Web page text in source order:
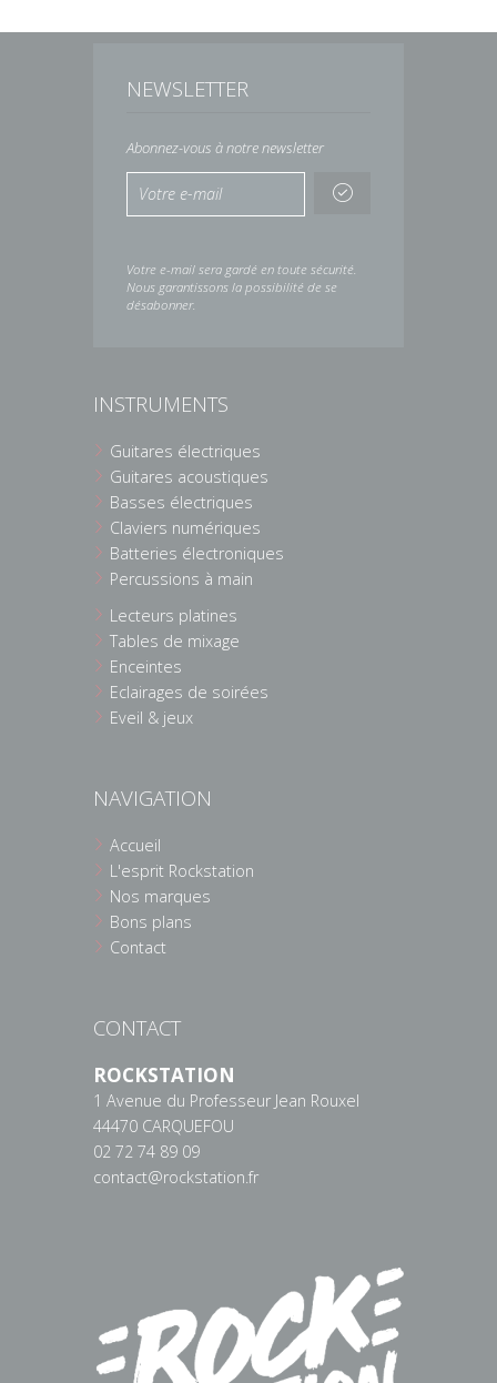
NEWSLETTER
Abonnez-vous à notre newsletter
Votre e-mail sera gardé en toute sécurité.
Nous garantissons la possibilité de se
désabonner.
INSTRUMENTS
Guitares électriques
Guitares acoustiques
Basses électriques
Claviers numériques
Batteries électroniques
Percussions à main
Lecteurs platines
Tables de mixage
Enceintes
Eclairages de soirées
Eveil & jeux
NAVIGATION
Accueil
L'esprit Rockstation
Nos marques
Bons plans
Contact
CONTACT
ROCKSTATION
1 Avenue du Professeur Jean Rouxel
44470 CARQUEFOU
02 72 74 89 09
contact@rockstation.fr